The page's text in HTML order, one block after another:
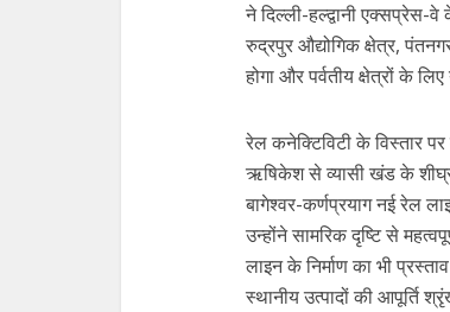
ने दिल्ली-हल्द्वानी एक्सप्रेस-
रुद्रपुर औद्योगिक क्षेत्र,
होगा और पर्वतीय क्षेत्रों के
रेल कनेक्टिविटी के विस्तार
ऋषिकेश से व्यासी खंड के
बागेश्वर-कर्णप्रयाग नई रेल
उन्होंने सामरिक दृष्टि से
लाइन के निर्माण का भी
स्थानीय उत्पादों की आपूर्ति